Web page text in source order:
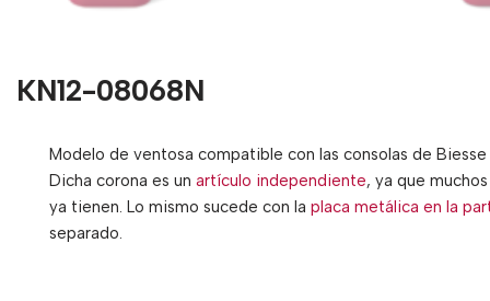
KN12-08068N
Modelo de ventosa compatible con las consolas de
Dicha corona es un artículo independiente, ya que
ya tienen. Lo mismo sucede con la placa metálica en la
separado.